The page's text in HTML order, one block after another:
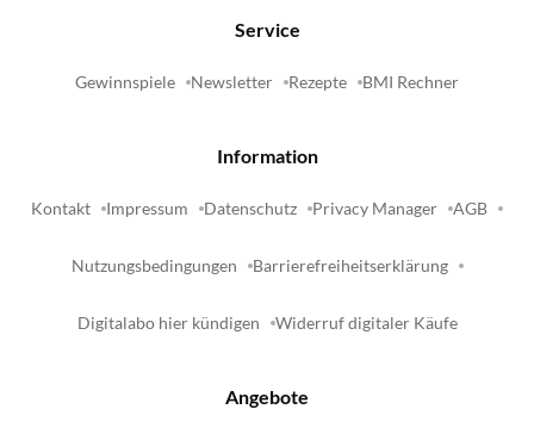
Service
Gewinnspiele Newsletter Rezepte BMI Rechner
Information
Kontakt Impressum Datenschutz Privacy Manager AGB
Nutzungsbedingungen Barrierefreiheitserklärung
Digitalabo hier kündigen Widerruf digitaler Käufe
Angebote